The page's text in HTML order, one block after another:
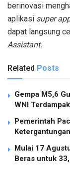
berinovasi
aplikasi super
dapat langsung
Assistant.
Related Posts
Gempa M5,6
WNI Terdampak
Pemerintah
Mulai 17
Beras untuk